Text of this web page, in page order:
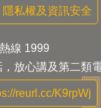
隱私權及資訊安全
線 1999
放心講及第二類
reurl.cc/K9rpWj